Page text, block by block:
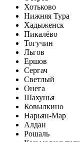
Хотьково
Нижняя Тура
Хадыженск
Пикалёво
Тогучин
Льгов
Ершов
Сергач
Светлый
Онега
Шахунья
Ковылкино
Нарьян-Мар
Алдан
Рошаль